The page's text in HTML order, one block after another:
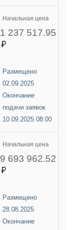
Начальная цена
1 237 517.95
Размещено
02.09.2025
Окончание
подачи заявок
10.09.2025 08:00
Начальная цена
9 693 962.52
Размещено
28.08.2025
Окончание